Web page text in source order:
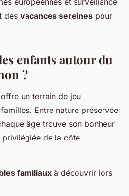
européennes et surveillance
des vacances sereines pour
enfants autour du
?
un terrain de jeu
Entre nature préservée
âge trouve son bonheur
de la côte
familiaux à découvrir lors